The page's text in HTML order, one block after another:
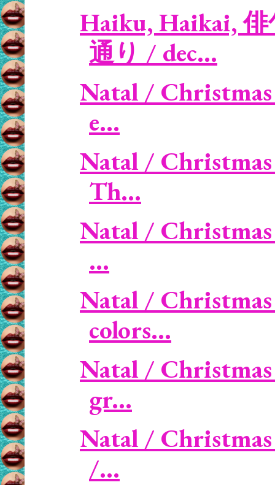
Haiku, Haikai, 俳
通り / dec...
Natal /
e...
Natal / Christmas
Th...
Natal / Christmas
...
Natal /
colors...
Natal /
gr...
Natal / Christmas
/...